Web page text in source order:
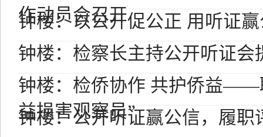
作动员会召开
钟楼：以公开促公正 用听证
钟楼：检察长主持公开听证会
钟楼：检侨协作 共护侨益——
益损害观察员”
钟楼：公开听证赢公信，履职